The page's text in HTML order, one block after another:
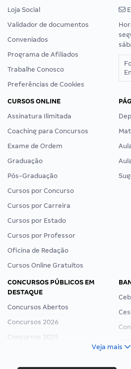
Loja Social
Validador de documentos
Conveniados
Programa de Afiliados
Trabalhe Conosco
Preferências de Cookies
CURSOS ONLINE
Assinatura Ilimitada
Coaching para Concursos
Exame de Ordem
Graduação
Pós-Graduação
Cursos por Concurso
Cursos por Carreira
Cursos por Estado
Cursos por Professor
Oficina de Redação
Cursos Online Gratuitos
CONCURSOS PÚBLICOS EM
DESTAQUE
Concursos Abertos
Concursos 2026
Concursos 2025
Concurso Ibama
Veja mais